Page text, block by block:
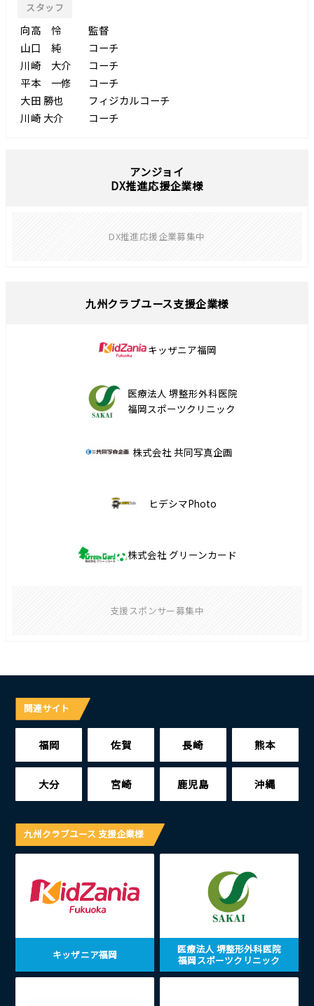
スタッフ
向高 怜
監督
山口 純
コーチ
川崎 大介
コーチ
平本 一修
コーチ
大田 勝也
フィジカルコーチ
川崎 大介
コーチ
アンジョイ
DX推進応援企業様
DX推進応援企業募集中
九州クラブユース支援企業様
キッザニア福岡
医療法人 堺整形外科医院
福岡スポーツクリニック
株式会社 共同写真企画
ヒデシマPhoto
株式会社 グリーンカード
支援スポンサー募集中
関連サイト
福岡 佐賀 長崎 熊本
大分 宮崎 鹿児島 沖縄
九州クラブユース 支援企業様
キッザニア福岡
医療法人 堺整形外科医院
福岡スポーツクリニック